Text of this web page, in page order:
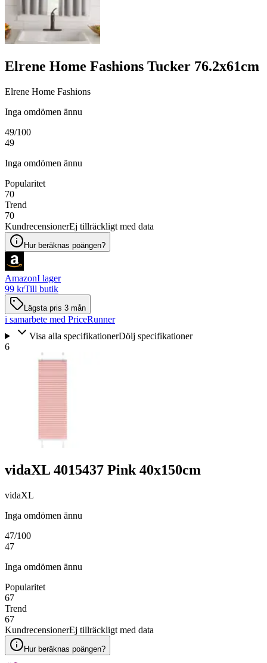
Elrene Home Fashions Tucker 76.2x61cm
Elrene Home Fashions
Inga omdömen ännu
49/100
49
Inga omdömen ännu
Popularitet
70
Trend
70
KundrecensionerEj tillräckligt med data
Hur beräknas poängen?
AmazonI lager
99 krTill butik
Lägsta pris 3 mån
i samarbete med PriceRunner
Visa alla specifikationerDölj specifikationer
6
vidaXL 4015437 Pink 40x150cm
vidaXL
Inga omdömen ännu
47/100
47
Inga omdömen ännu
Popularitet
67
Trend
67
KundrecensionerEj tillräckligt med data
Hur beräknas poängen?